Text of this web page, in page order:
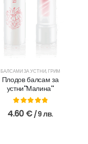
БАЛСАМИ ЗА УСТНИ,ГРИМ
Плодов балсам за
устни''Малина''
0out of 5
4.60 € / 9 лв.